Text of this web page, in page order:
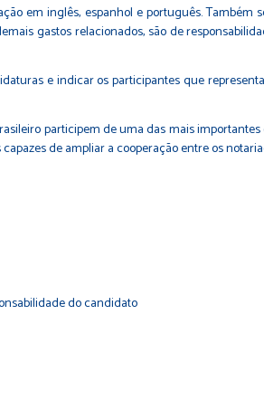
em inglês, espanhol e português. Também
gastos relacionados, são de
e indicar os participantes que
participem de uma das mais
de ampliar a cooperação entre os
do candidato